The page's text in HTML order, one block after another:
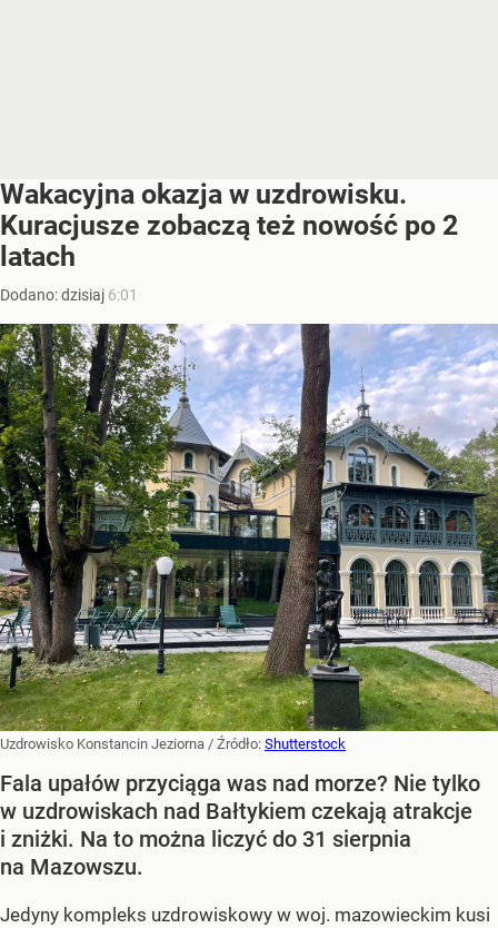
Wakacyjna okazja w uzdrowisku.
Kuracjusze zobaczą też nowość po 2
latach
Dodano:dzisiaj 6:01
Uzdrowisko Konstancin Jeziorna / Źródło: Shutterstock
Fala upałów przyciąga was nad morze? Nie tylko
w uzdrowiskach nad Bałtykiem czekają atrakcje
i zniżki. Na to można liczyć do 31 sierpnia
na Mazowszu.
Jedyny kompleks uzdrowiskowy w woj. mazowieckim kusi